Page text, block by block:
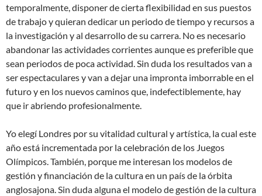
temporalmente, disponer de cierta flexibilidad en sus puestos
de trabajo y quieran dedicar un periodo de tiempo y recursos a
la investigación y al desarrollo de su carrera. No es necesario
abandonar las actividades corrientes aunque es preferible que
sean periodos de poca actividad. Sin duda los resultados van a
ser espectaculares y van a dejar una impronta imborrable en el
futuro y en los nuevos caminos que, indefectiblemente, hay
que ir abriendo profesionalmente.
Yo elegí Londres por su vitalidad cultural y artística, la cual este
año está incrementada por la celebración de los Juegos
Olímpicos. También, porque me interesan los modelos de
gestión y financiación de la cultura en un país de la órbita
anglosajona. Sin duda alguna el modelo de gestión de la cultura